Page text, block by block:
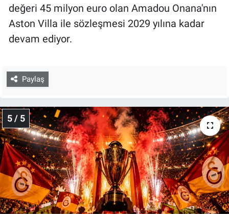
değeri 45 milyon euro olan Amadou Onana'nın
Aston Villa ile sözleşmesi 2029 yılına kadar
devam ediyor.
Paylaş
5 / 5